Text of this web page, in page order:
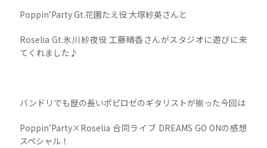
Poppin’Party Gt.花園たえ役 大塚紗英さんと
Roselia Gt.氷川紗夜役 工藤晴香さんがスタジオに遊びに来
てくれました♪
バンドリでも歴の長いポピロゼのギタリストが揃った今回は
Poppin’Party×Roselia 合同ライブ DREAMS GO ONの感想
スペシャル！